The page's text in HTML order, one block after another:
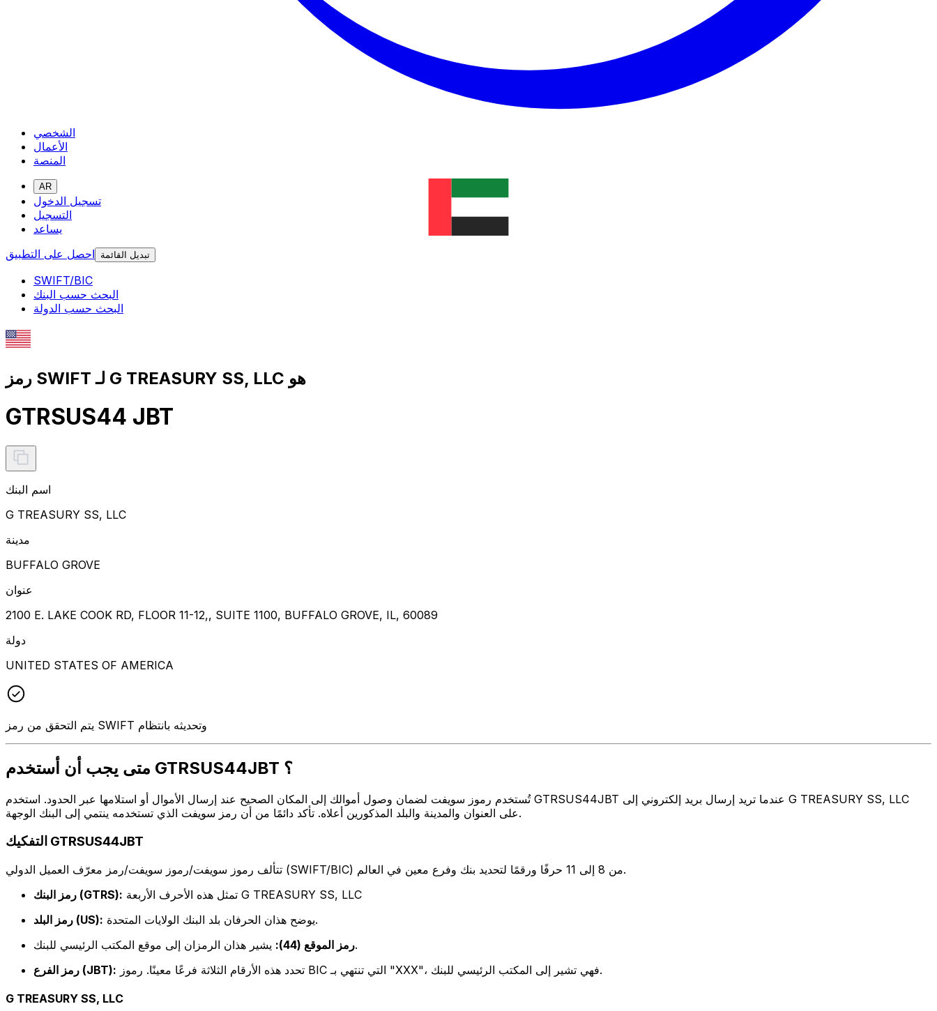
الشخصي
الأعمال
المنصة
AR
تسجيل الدخول
التسجيل
يساعد
احصل على التطبيق
تبديل القائمة
SWIFT/BIC
البحث حسب البنك
البحث حسب الدولة
رمز SWIFT لـ G TREASURY SS, LLC هو
GTRSUS44 JBT
اسم البنك
G TREASURY SS, LLC
مدينة
BUFFALO GROVE
عنوان
2100 E. LAKE COOK RD, FLOOR 11-12,, SUITE 1100, BUFFALO GROVE, IL, 60089
دولة
UNITED STATES OF AMERICA
يتم التحقق من رمز SWIFT وتحديثه بانتظام
متى يجب أن أستخدم GTRSUS44JBT ؟
تُستخدم رموز سويفت لضمان وصول أموالك إلى المكان الصحيح عند إرسال الأموال أو استلامها عبر الحدود. استخدم GTRSUS44JBT عندما تريد إرسال بريد إلكتروني إلى G TREASURY SS, LLC
على العنوان والمدينة والبلد المذكورين أعلاه. تأكد دائمًا من أن رمز سويفت الذي تستخدمه ينتمي إلى البنك الوجهة.
التفكيك GTRSUS44JBT
تتألف رموز سويفت/رموز سويفت/رمز معرّف العميل الدولي (SWIFT/BIC) من 8 إلى 11 حرفًا ورقمًا لتحديد بنك وفرع معين في العالم.
رمز البنك (GTRS):
تمثل هذه الأحرف الأربعة G TREASURY SS, LLC
رمز البلد (US):
يوضح هذان الحرفان بلد البنك الولايات المتحدة.
رمز الموقع (44):يشير هذان الرمزان إلى موقع المكتب الرئيسي للبنك.
رمز الفرع (JBT):
تحدد هذه الأرقام الثلاثة فرعًا معينًا. رموز BIC التي تنتهي بـ "XXX"، فهي تشير إلى المكتب الرئيسي للبنك.
G TREASURY SS, LLC